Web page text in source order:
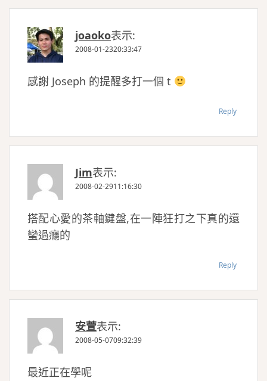
joaoko表示:
2008-01-2320:33:47
感謝 Joseph 的提醒多打一個 t
Reply
Jim表示:
2008-02-2911:16:30
搭配心愛的茶軸鍵盤,在一陣狂打之下真的還
蠻過癮的
Reply
安萱表示:
2008-05-0709:32:39
最近正在學呢